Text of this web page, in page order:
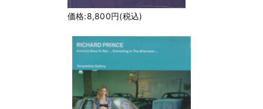
価格:8,800円(税込)